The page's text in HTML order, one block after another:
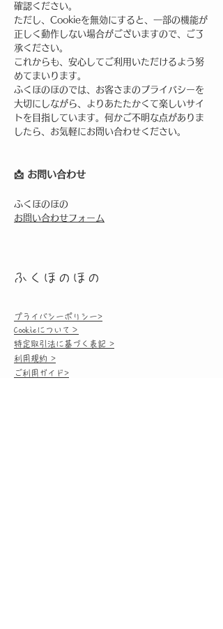
確認ください。
ただし、Cookieを無効にすると、一部の機能が
正しく動作しない場合がございますので、ご了
承ください。
これからも、安心してご利用いただけるよう努
めてまいります。
ふくほのほのでは、お客さまのプライバシーを
大切にしながら、よりあたたかくて楽しいサイ
トを目指しています。何かご不明な点がありま
したら、お気軽にお問い合わせください。
📩 お問い合わせ
ふくほのほの
お問い合わせフォーム
ふくほのほの
プライバシーポリシー>
​​Cookieについて＞
特定取引法に基づく表記 >
利用規約 >
ご利用ガイド>